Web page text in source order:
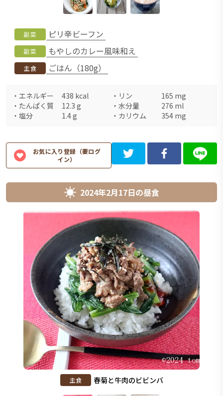
副菜 ピリ辛ビーフン
副菜 もやしのカレー風味和え
主食 ごはん（180g）
・ エネルギー 438 kcal ・ リン 165 mg
・ たんぱく質 12.3 g ・ 水分量 276 ml
・ 塩分 1.4g ・ カリウム 354 mg
お気に入り登録（要ログ
イン）
2024年2月17日の昼食
主食 春菊と牛肉のビビンバ